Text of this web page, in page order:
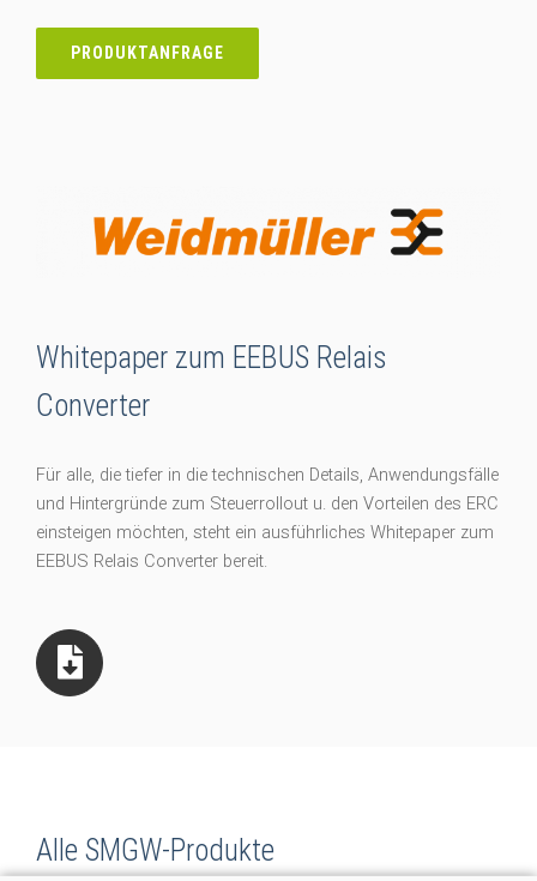
PRODUKTANFRAGE
Whitepaper zum EEBUS Relais
Converter
Für alle, die tiefer in die technischen Details, Anwendungsfälle
und Hintergründe zum Steuerrollout u. den Vorteilen des ERC
einsteigen möchten, steht ein ausführliches Whitepaper zum
EEBUS Relais Converter bereit.
Alle SMGW-Produkte